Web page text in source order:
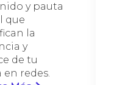
y pauta
que
la
y
de tu
en redes.